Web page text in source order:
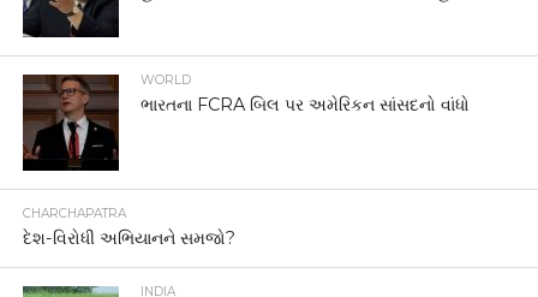
WORLD
ભારતના FCRA બિલ પર અમેરિકન સાંસદનો વાંધો
CHARCHAPATRA
દેશ-વિરોધી અભિયાનને સમજો?
INDIA